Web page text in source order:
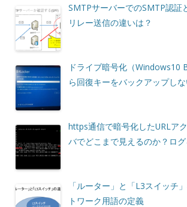
SMTPサーバーでのSMTP認証
リレー送信の違いは？
ドライブ暗号化（Windows10
ら回復キーをバックアップし
https通信で暗号化したURLア
バでどこまで見えるのか？ロ
「ルーター」と「L3スイッチ
トワーク用語の定義